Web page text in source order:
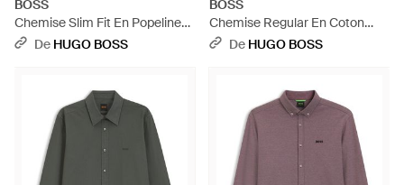
BOSS
Chemise Slim Fit En Popeline
De Coton Stretch Facile À
De HUGO BOSS
BOSS
Chemise Regular En Coton
Oxford À Pointes Boutonnées -
De HUGO BOSS